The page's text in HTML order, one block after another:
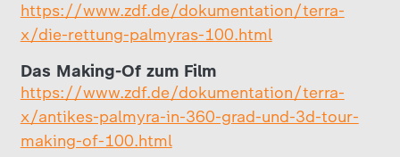
https://www.zdf.de/dokumentation/terra-
x/die-rettung-palmyras-100.html
Das Making-Of zum Film
https://www.zdf.de/dokumentation/terra-
x/antikes-palmyra-in-360-grad-und-3d-tour-
making-of-100.html